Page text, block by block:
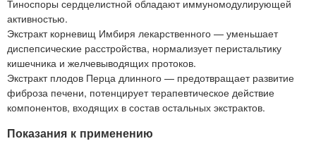
Тиноспоры сердцелистной обладают иммуномодулирующей
активностью.
Экстракт корневищ Имбиря лекарственного — уменьшает
диспепсические расстройства, нормализует перистальтику
кишечника и желчевыводящих протоков.
Экстракт плодов Перца длинного — предотвращает развитие
фиброза печени, потенцирует терапевтическое действие
компонентов, входящих в состав остальных экстрактов.
Показания к применению